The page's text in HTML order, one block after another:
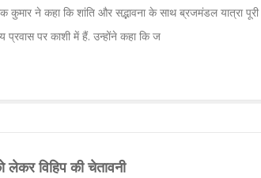
कुमार ने कहा कि शांति और सद्भावना के साथ ब्रजमंडल यात्रा
प्रवास पर काशी में हैं. उन्होंने कहा कि ज
विहिप की चेतावनी